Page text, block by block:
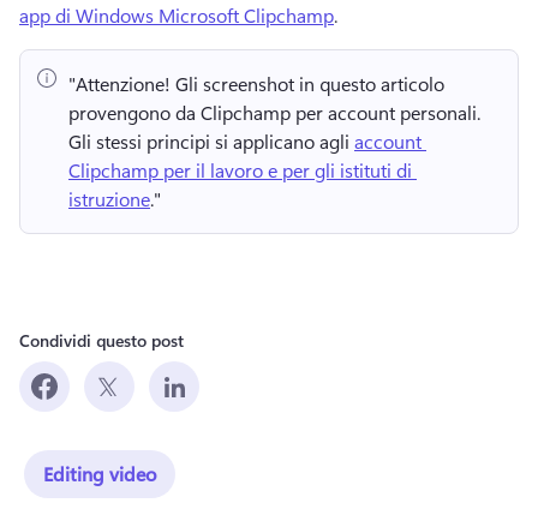
app di Windows Microsoft Clipchamp.
"Attenzione! Gli screenshot in questo articolo
Gli stessi principi si applicano agli account
Clipchamp per il lavoro e per gli istituti di
istruzione."
Condividi questo post
Editing video